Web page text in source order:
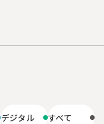
デジタル すべて